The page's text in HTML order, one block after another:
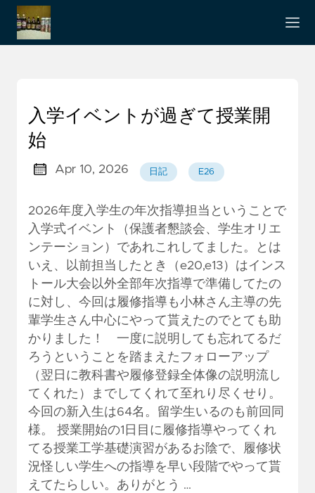
入学イベントが過ぎて授業開
始
Apr 10, 2026 日記 E26
2026年度入学生の年次指導担当ということで
入学式イベント（保護者懇談会、学生オリエ
ンテーション）であれこれしてました。とは
いえ、以前担当したとき（e20,e13）はインス
トール大会以外全部年次指導で準備してたの
に対し、今回は履修指導も小林さん主導の先
輩学生さん中心にやって貰えたのでとても助
かりました！ 一度に説明しても忘れてるだ
ろうということを踏まえたフォローアップ
（翌日に教科書や履修登録全体像の説明流し
てくれた）までしてくれて至れり尽くせり。
今回の新入生は64名。留学生いるのも前回同
様。 授業開始の1日目に履修指導やってくれ
てる授業工学基礎演習があるお陰で、履修状
況怪しい学生への指導を早い段階でやって貰
えてたらしい。ありがとう …